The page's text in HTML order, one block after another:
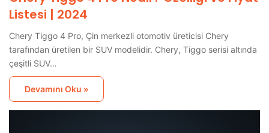
Listesi | 2024
Chery Tiggo 4 Pro, Çin merkezli otomotiv üreticisi Chery
tarafından üretilen bir SUV modelidir. Chery, Tiggo serisi altında
çeşitli SUV…
Devamını Oku »